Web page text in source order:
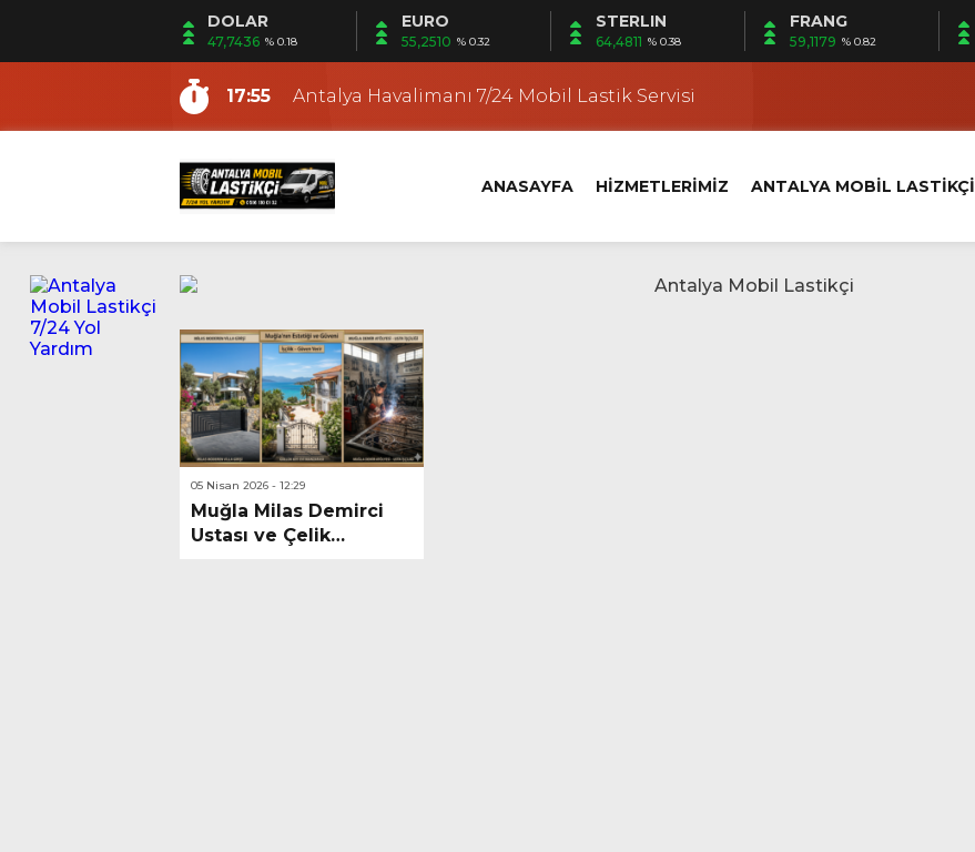
DOLAR
47,7436 % 0.18
EURO
55,2510 % 0.32
STERLIN
64,4811 % 0.38
FRANG
59,1179 % 0.82
15:30
Antalya Gezici Lastikçi | Mobil Lastik Servisi Ayağınıza Gelsin
9:48
Antalya En Yakın Lastikçi
17:55
Antalya Havalimanı 7/24 Mobil Lastik Servisi
12:53
Fener Mobil Lastikçi | Fener Yerinde Lastik Servisi
12:19
Ermenek Mobil Lastikçi | Ermenek Yerinde Lastik Servisi
12:12
Altıntaş Mobil Lastikçi | Altıntaş Yerinde Lastik Servisi
11:03
Güzeloba Mobil Lastikçi
Kundu Mobil Lastikçi | Kundu’da Yerinde Lastik Servisi
15:53
Antalya Oto ve Motosiklet Lastik Yol Yardım
15:30
Antalya Gezici Lastikçi | Mobil Lastik Servisi Ayağınıza Gelsin
9:48
Antalya En Yakın Lastikçi
ANASAYFA HİZMETLERİMİZ ANTALYA MOBİL LASTİKÇİ
05 Nisan 2026 - 12:29
Muğla Milas Demirci
Ustası ve Çelik